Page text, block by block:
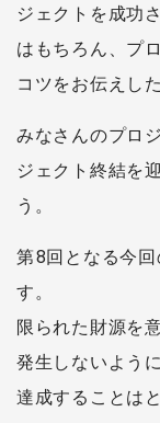
ジェクトを成功
はもちろん、プ
コツをお伝えし
みなさんのプロ
ジェクト終結を
う。
第8回となる今
す。
限られた財源を
発生しないよう
達成することは